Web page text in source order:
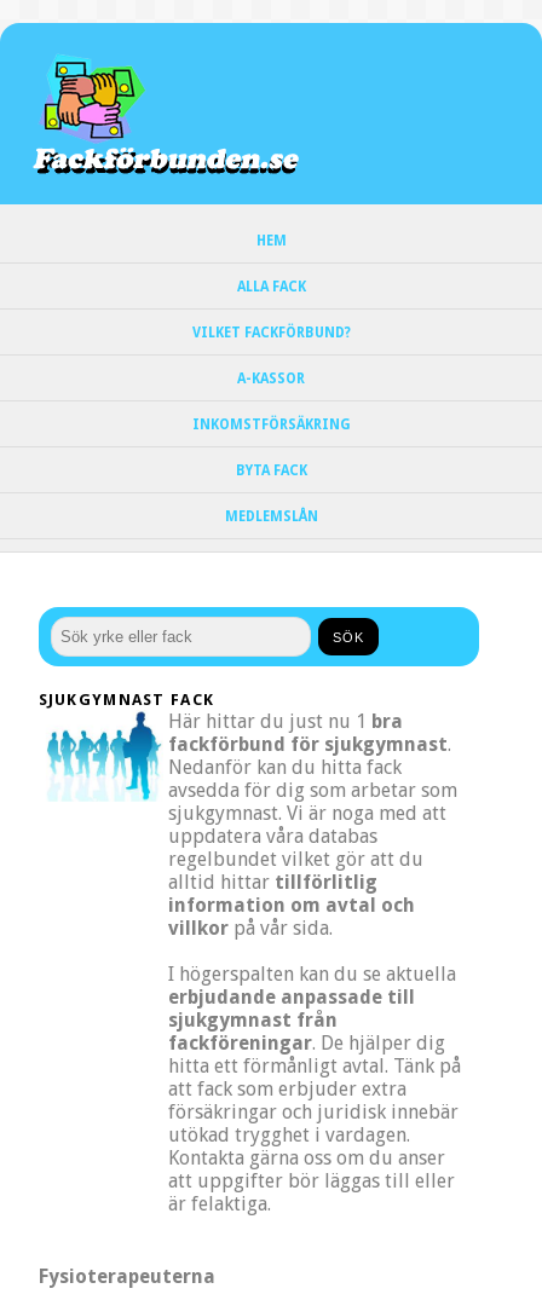
HEM
ALLA FACK
VILKET FACKFÖRBUND?
A-KASSOR
INKOMSTFÖRSÄKRING
BYTA FACK
MEDLEMSLÅN
SJUKGYMNAST FACK
Här hittar du just nu 1 bra
fackförbund för sjukgymnast.
Nedanför kan du hitta fack
avsedda för dig som arbetar som
sjukgymnast. Vi är noga med att
uppdatera våra databas
regelbundet vilket gör att du
alltid hittar tillförlitlig
information om avtal och
villkor på vår sida.
I högerspalten kan du se aktuella
erbjudande anpassade till
sjukgymnast från
fackföreningar. De hjälper dig
hitta ett förmånligt avtal. Tänk på
att fack som erbjuder extra
försäkringar och juridisk innebär
utökad trygghet i vardagen.
Kontakta gärna oss om du anser
att uppgifter bör läggas till eller
är felaktiga.
Fysioterapeuterna